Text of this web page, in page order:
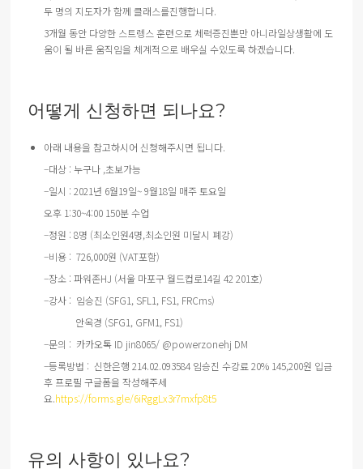
두 명의 지도자가 함께 클래스를진행합니다.
3개월 동안 다양한 스트렝스 훈련으로 체력증진뿐만 아니라일상생활에 도
움이 될 바른 움직임을 체계적으로 배우실 수있도록 하겠습니다.
어떻게 신청하면 되나요?
아래 내용을 참고하시어 신청해주시면 됩니다.
–대상 :누구나 ,초보가능
–일시 : 2021년 6월19일~ 9월18일 매주 토요일
오후 1:30~4:00 150분 수업
–정원 : 8명 (최소인원4명,최소인원 미달시 폐강)
–비용 : 726,000원 (VAT포함)
–장소 :파워존HJ (서울 마포구 월드컵로14길 42 201호)
–강사 : 임승진 (SFG1, SFL1, FS1, FRCms)
안옥경 (SFG1, GFM1, FS1)
–문의 : 카카오톡 ID jin8065/ @powerzonehj DM
–등록방법 : 신한은행 214.02.093584 임승진 수강료 20% 145,200원 입금
후 프로필 구글폼을 작성해주세
요.https://forms.gle/6iRggLx3r7mxfp8t5
유의 사항이 있나요?